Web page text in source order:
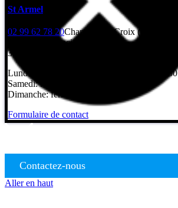
St Armel
02 99 62 78 20Champ de la Croix (Gps : rue
Léonard de Vinci)
35230 Saint-Armel
Lundi au vendredi: 8h – 12h / 13h30 – 17h30
Samedi: fermé
Dimanche: fermé
Formulaire de contact
Contactez-nous
Aller en haut